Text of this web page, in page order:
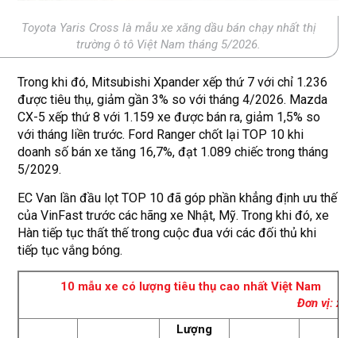
Toyota Yaris Cross là mẫu xe xăng dầu bán chạy nhất thị
trường ô tô Việt Nam tháng 5/2026.
Trong khi đó, Mitsubishi Xpander xếp thứ 7 với chỉ 1.236
được tiêu thụ, giảm gần 3% so với tháng 4/2026. Mazda
CX-5 xếp thứ 8 với 1.159 xe được bán ra, giảm 1,5% so
với tháng liền trước. Ford Ranger chốt lại TOP 10 khi
doanh số bán xe tăng 16,7%, đạt 1.089 chiếc trong tháng
5/2029.
EC Van lần đầu lọt TOP 10 đã góp phần khẳng định ưu thế
của VinFast trước các hãng xe Nhật, Mỹ. Trong khi đó, xe
Hàn tiếp tục thất thế trong cuộc đua với các đối thủ khi
tiếp tục vắng bóng.
10 mẫu xe có lượng tiêu thụ cao nhất Việt Nam
Đơn vị: xe
Lượng